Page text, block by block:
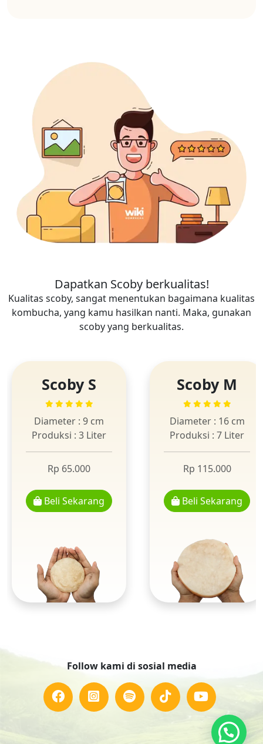
Dapatkan Scoby berkualitas!
Kualitas scoby, sangat menentukan bagaimana kualitas
kombucha, yang kamu hasilkan nanti. Maka, gunakan
scoby yang berkualitas.
Scoby S
Diameter : 9 cm
Produksi : 3 Liter
Rp 65.000
Beli Sekarang
Scoby M
Diameter : 16 cm
Produksi : 7 Liter
Rp 115.000
Beli Sekarang
Follow kami di sosial media